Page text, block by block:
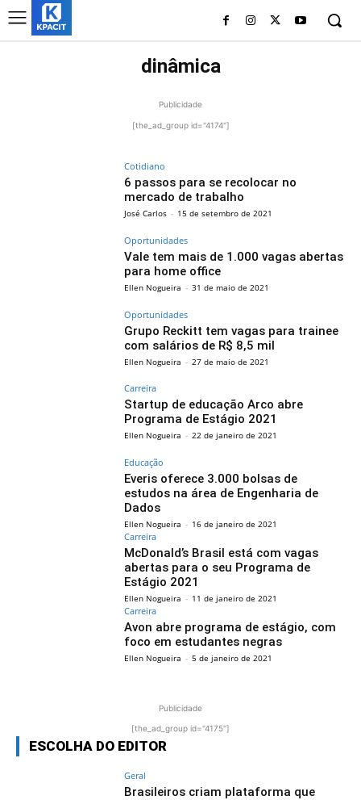
dinâmica
Publicidade
[the_ad_group id="4174"]
Cotidiano
6 passos para se recolocar no
mercado de trabalho
José Carlos - 15 de setembro de 2021
Oportunidades
Vale tem mais de 1.000 vagas abertas
para home office
Ellen Nogueira - 31 de maio de 2021
Oportunidades
Grupo Reckitt tem vagas para trainee
com salários de R$ 8,5 mil
Ellen Nogueira - 27 de maio de 2021
Carreira
Startup de educação Arco abre
Programa de Estágio 2021
Ellen Nogueira - 22 de janeiro de 2021
Educação
Everis oferece 3.000 bolsas de
estudos na área de Engenharia de
Dados
Ellen Nogueira - 16 de janeiro de 2021
Carreira
McDonald’s Brasil está com vagas
abertas para o seu Programa de
Estágio 2021
Ellen Nogueira - 11 de janeiro de 2021
Carreira
Avon abre programa de estágio, com
foco em estudantes negras
Ellen Nogueira - 5 de janeiro de 2021
Publicidade
[the_ad_group id="4175"]
ESCOLHA DO EDITOR
Geral
Brasileiros criam plataforma que